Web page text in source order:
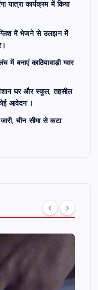
यात्रा कार्यक्रम में किया
में भेजने से उलझन में
बनाएं काठियावाड़ी ग्वार
घर और स्कूल, तहसील
आवेदन’।
चीन सीमा से कटा